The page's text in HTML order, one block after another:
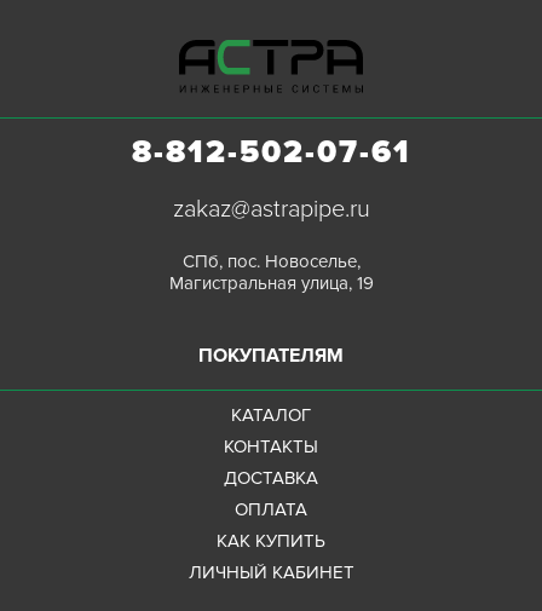
8-812-502-07-61
zakaz@astrapipe.ru
СПб, пос. Новоселье,
Магистральная улица, 19
ПОКУПАТЕЛЯМ
КАТАЛОГ
КОНТАКТЫ
ДОСТАВКА
ОПЛАТА
КАК КУПИТЬ
ЛИЧНЫЙ КАБИНЕТ